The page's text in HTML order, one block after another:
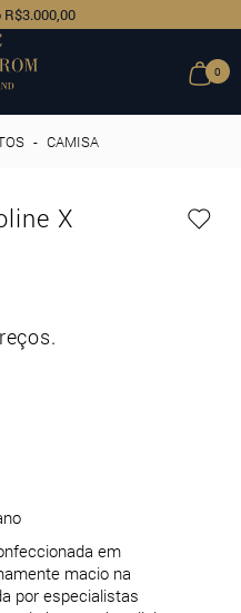
0
- CAMISA
X
em
macio na
por especialistas